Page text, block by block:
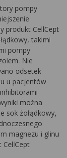
pompy
produkt CellCept
takimi
pompy
Nie
odsetek
u pacjentów
można
sok żołądkowy,
magnezu i glinu
CellCept